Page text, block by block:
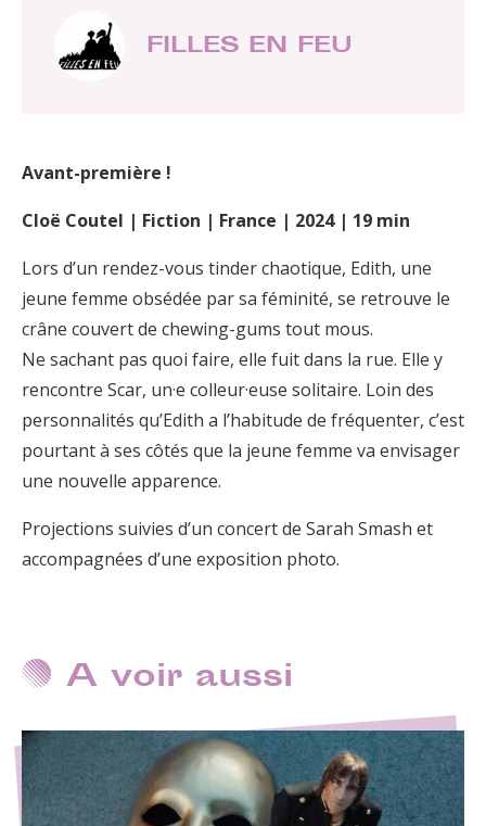
FILLES EN FEU
Avant-première !
Cloë Coutel | Fiction | France | 2024 | 19 min
Lors d’un rendez-vous tinder chaotique, Edith, une
jeune femme obsédée par sa féminité, se retrouve le
crâne couvert de chewing-gums tout mous.
Ne sachant pas quoi faire, elle fuit dans la rue. Elle y
rencontre Scar, un·e colleur·euse solitaire. Loin des
personnalités qu’Edith a l’habitude de fréquenter, c’est
pourtant à ses côtés que la jeune femme va envisager
une nouvelle apparence.
Projections suivies d’un concert de Sarah Smash et
accompagnées d’une exposition photo.
A voir aussi